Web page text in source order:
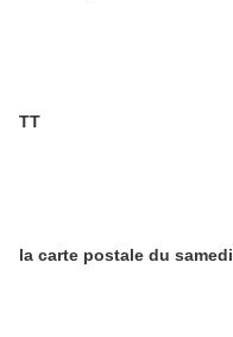
TT
la carte postale du samedi